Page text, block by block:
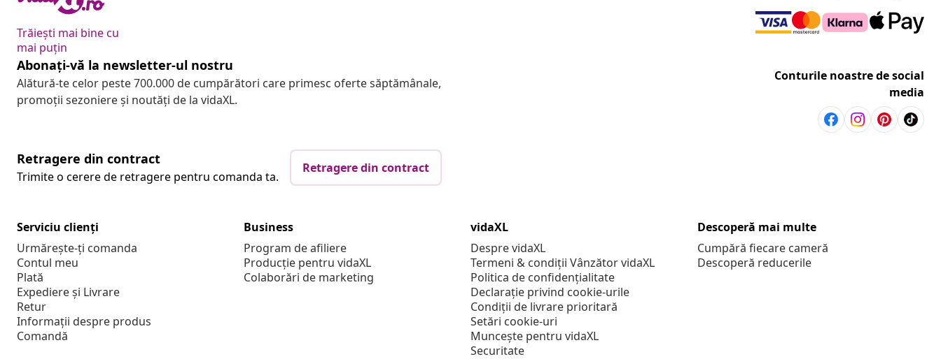
Trăiești mai bine cu
mai puțin
Abonați-vă la newsletter-ul nostru
Alătură-te celor peste 700.000 de cumpărători care primesc oferte săptămânale,
promoții sezoniere și noutăți de la vidaXL.
Conturile noastre de social
media
Retragere din contract
Trimite o cerere de retragere pentru comanda ta.
Retragere din contract
Serviciu clienți
Urmărește-ți comanda
Contul meu
Plată
Expediere și Livrare
Retur
Informații despre produs
Comandă
Business
Program de afiliere
Producție pentru vidaXL
Colaborări de marketing
vidaXL
Despre vidaXL
Termeni & condiții Vânzător vidaXL
Politica de confidențialitate
Declarație privind cookie-urile
Condiții de livrare prioritară
Setări cookie-uri
Muncește pentru vidaXL
Securitate
Descoperă mai multe
Cumpără fiecare cameră
Descoperă reducerile